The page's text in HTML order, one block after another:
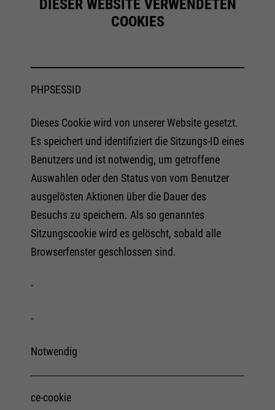
DIESER WEBSITE VERWENDETEN
COOKIES
PHPSESSID
Dieses Cookie wird von unserer Website gesetzt.
Es speichert und identifiziert die Sitzungs-ID eines
Benutzers und ist notwendig, um getroffene
Auswahlen oder den Status von vom Benutzer
ausgelösten Aktionen über die Dauer des
Besuchs zu speichern. Als so genanntes
Sitzungscookie wird es gelöscht, sobald alle
Browserfenster geschlossen sind.
-
-
Notwendig
ce-cookie